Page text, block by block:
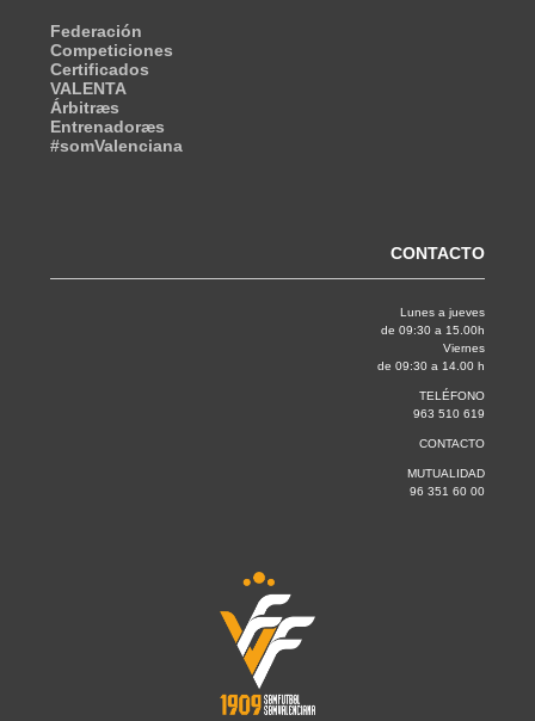
Federación
Competiciones
Certificados
VALENTA
Árbitræs
Entrenadoræs
#somValenciana
CONTACTO
Lunes a jueves
de 09:30 a 15.00h
Viernes
de 09:30 a 14.00 h
TELÉFONO
963 510 619
CONTACTO
MUTUALIDAD
96 351 60 00